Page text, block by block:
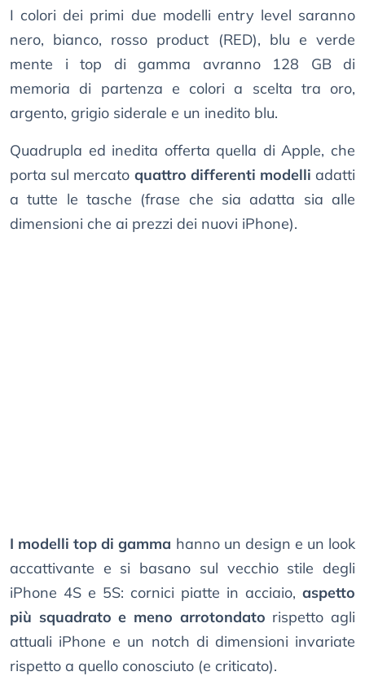
I colori dei primi due modelli entry level saranno
nero, bianco, rosso product (RED), blu e verde
mente i top di gamma avranno 128 GB di
memoria di partenza e colori a scelta tra oro,
argento, grigio siderale e un inedito blu.
Quadrupla ed inedita offerta quella di Apple, che
porta sul mercato quattro differenti modelli adatti
a tutte le tasche (frase che sia adatta sia alle
dimensioni che ai prezzi dei nuovi iPhone).
I modelli top di gamma hanno un design e un look
accattivante e si basano sul vecchio stile degli
iPhone 4S e 5S: cornici piatte in acciaio, aspetto
più squadrato e meno arrotondato rispetto agli
attuali iPhone e un notch di dimensioni invariate
rispetto a quello conosciuto (e criticato).